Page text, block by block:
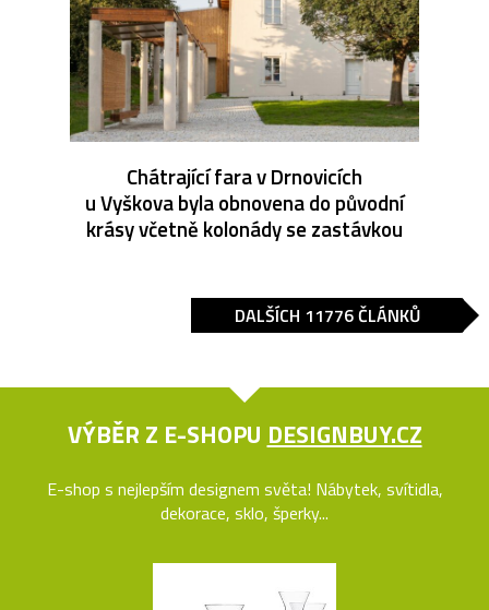
Chátrající fara v Drnovicích
u Vyškova byla obnovena do původní
krásy včetně kolonády se zastávkou
DALŠÍCH 11776 ČLÁNKŮ
VÝBĚR Z E-SHOPU DESIGNBUY.CZ
E-shop s nejlepším designem světa! Nábytek, svítidla,
dekorace, sklo, šperky...